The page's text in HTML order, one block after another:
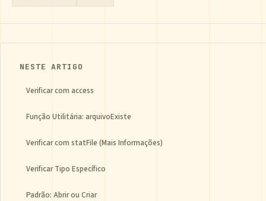
NESTE ARTIGO
Verificar com access
Função Utilitária: arquivoExiste
Verificar com statFile (Mais Informações)
Verificar Tipo Específico
Padrão: Abrir ou Criar